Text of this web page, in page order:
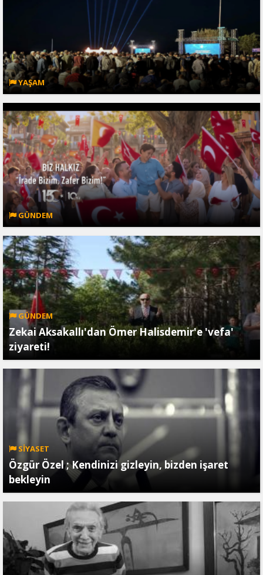
YAŞAM
GÜNDEM
GÜNDEM
Zekai Aksakallı'dan Ömer Halisdemir'e 'vefa'
ziyareti!
SİYASET
Özgür Özel ; Kendinizi gizleyin, bizden işaret
bekleyin